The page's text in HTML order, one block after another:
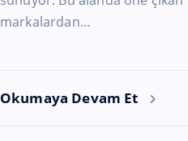
markalardan…
Okumaya Devam Et